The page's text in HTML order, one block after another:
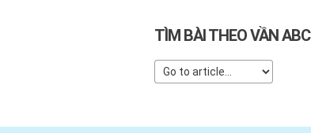
TÌM BÀI THEO VẦN ABC